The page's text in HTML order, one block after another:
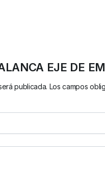
EJE DE
publicada. Los campos